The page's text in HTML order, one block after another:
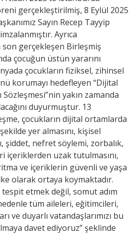
gerçekleştirilmiş, 8 Eylül 2025
Sayın Recep Tayyip
Ayrıca
son gerçekleşen Birleşmiş
çocuğun üstün yararını
çocukların fiziksel, zihinsel
korumayı hedefleyen “Dijital
yakın zamanda
duyurmuştur. 13
çocukların dijital ortamlarda
yer almasını, kişisel
şiddet, nefret söylemi, zorbalık,
içeriklerden uzak tutulmasını,
ve içeriklerin güvenli ve yaşa
olarak ortaya koymaktadır.
tespit etmek değil, somut adım
tüm aileleri, eğitimcileri,
ve duyarlı vatandaşlarımızı bu
davet ediyoruz” şeklinde